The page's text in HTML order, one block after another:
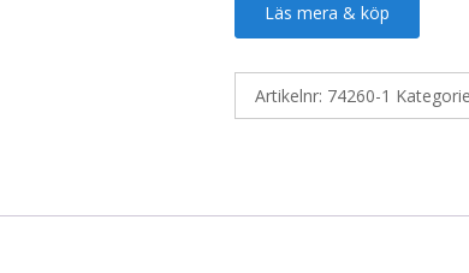
Läs mera & köp
Artikelnr: 74260-1